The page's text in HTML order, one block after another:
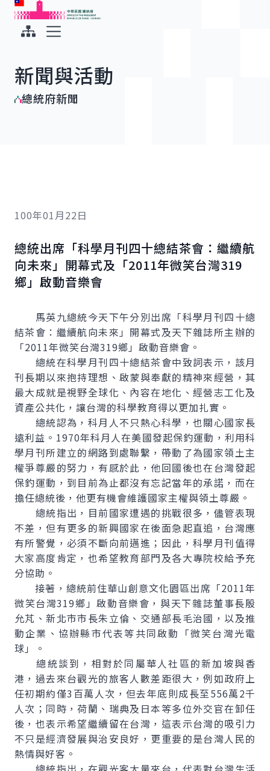
跳到主要內容
中華民國總統府
新聞與活動
總統府新聞
100年01月22日
總統出席「科學月刊四十總結茶會：繼續航
向未來」開幕式及「2011年微笑台灣319
鄉」啟動音樂會
馬英九總統今天下午分別出席「科學月刊四十總
結茶會：繼續航向未來」開幕式及天下雜誌所主辦的
「2011年微笑台灣319鄉」啟動音樂會。
總統在科學月刊四十總結茶會中致詞表示，該月
刊長期以來抱持理想、啟蒙與奉獻的精神來經營，其
最大成就是視野全球化、內容在地化、經營志工化及
資產公共化，讓台灣的科學教育得以更加扎實。
總統認為，科月人不只熱心科學，也關心國家長
遠利益。1970年科月人在美國發起保釣運動，利用科
學月刊所建立的網路到處聯繫，帶動了為國家領土主
權爭尊嚴的努力，有感於此，他回國後也在台灣發起
保釣運動，到目前為止都沒有忘記當年的承諾，而在
擔任總統後，他更有機會維護國家主權與領土尊嚴。
總統指出，目前國家遭遇的挑戰很多，儘管表現
不差，但有更多的新興國家在後面急起直追，台灣應
有所警覺，必須不斷向前邁進；因此，科學月刊值得
大家高度肯定，也希望教育部門及各大專院校給予充
分協助。
接著，總統前住華山創意文化園區出席「2011年
微笑台灣319鄉」啟動音樂會，與天下雜誌董事長殷
允芃、新北市市長朱立倫、交通部長毛治國，以及推
動企業、協辦縣市代表等共同啟動「微笑台灣光電
球」。
總統談到，相對於同屬華人社區的新加坡與香
港，過去來台觀光的旅客人數差距很大，例如政府上
任初期約僅3百萬人次，但去年底則成長至556萬2千
人次；同時，荷蘭、瑞典及日本等多位外交官在卸任
後，也表示希望繼續留在台灣，這表示台灣的吸引力
不只是經濟發展與治安良好，更重要的是台灣人民的
熱情與好客。